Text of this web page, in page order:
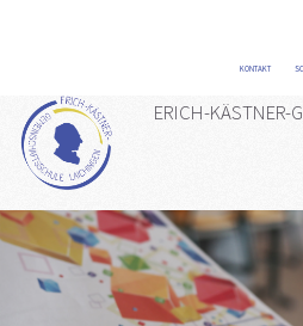
KONTAKT
ERICH-KÄSTNER-